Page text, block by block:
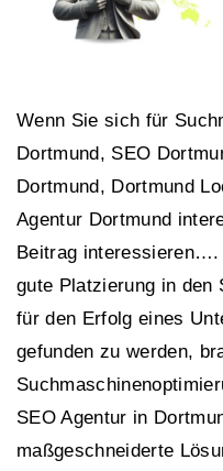
Wenn Sie sich für
Dortmund, SEO
Dortmund, Dortmund
Agentur Dortmund
Beitrag
gute Platzierung in den
für den Erfolg eines
gefunden zu werden,
SEO Agentur in
maßgeschneiderte